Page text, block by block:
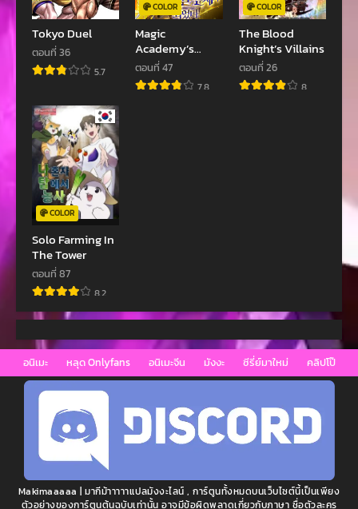
Tokyo Duel
ตอนที่ 36
5.7
COLOR
Magic
Academy’s
Genius Blinker
ตอนที่ 47
7.8
COLOR
The Blood
Knight’s Villains
ตอนที่ 26
8
COLOR
Solo Farming In
The Tower
ตอนที่ 87
8.2
อนิเมะ หลุด Onlyfans อนิเมะจีน มังงะ ซีรี่ย์มาใหม่ คลิปโป๊
Makimaaaaa | มากีม้าาาาาแปลมังงะไลน์ , การ์ตูนทั้งหมดบนเว็บไซต์นี้เป็นเพียง
ตัวอย่างของการ์ตูนต้นฉบับเท่านั้น อาจมีข้อผิดพลาดเกี่ยวกับภาษา ชื่อตัวละคร